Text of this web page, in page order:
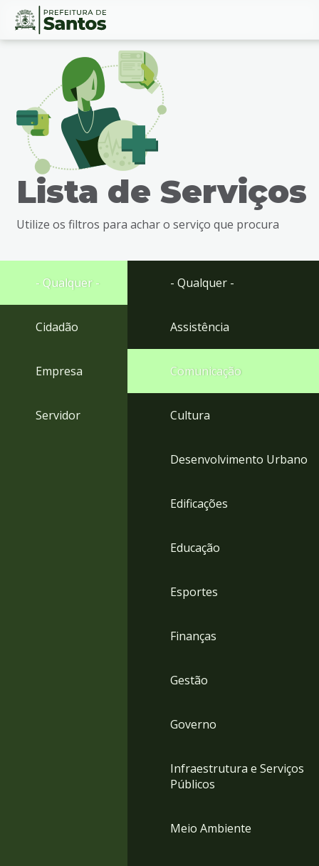
Ir
busca
Ir
rodapé
Conteúdo
Lista de Serviços
Utilize os filtros para achar o serviço que procura
- Qualquer -
Cidadão
Empresa
Servidor
- Qualquer -
Assistência
Comunicação
Cultura
Desenvolvimento Urbano
Edificações
Educação
Esportes
Finanças
Gestão
Governo
Infraestrutura e Serviços
Públicos
Meio Ambiente